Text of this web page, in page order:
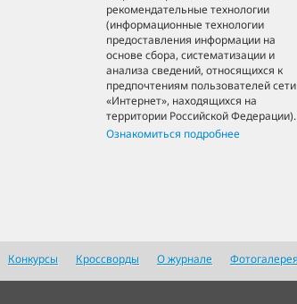
рекомендательные технологии
(информационные технологии
предоставления информации на
основе сбора, систематизации и
анализа сведений, относящихся к
предпочтениям пользователей сети
«Интернет», находящихся на
территории Российской Федерации).
Ознакомиться подробнее
Конкурсы Кроссворды О журнале